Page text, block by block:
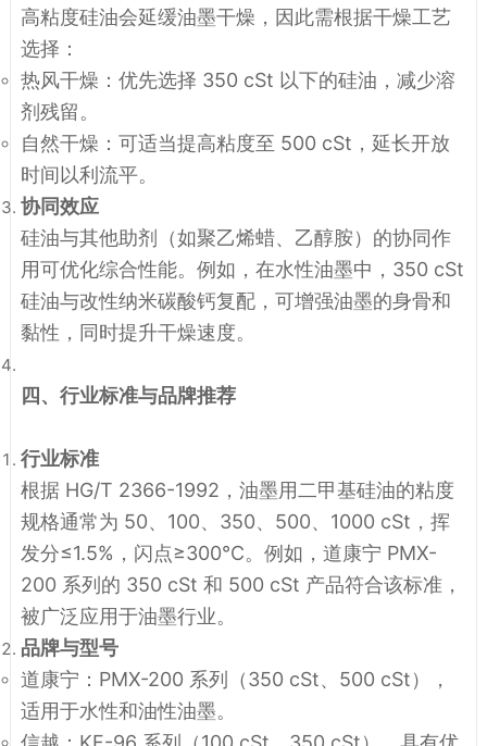
高粘度硅油会延缓油墨干燥，因此需根据干燥工艺
选择：
热风干燥：优先选择 350 cSt 以下的硅油，减少溶
剂残留。
自然干燥：可适当提高粘度至 500 cSt，延长开放
时间以利流平。
协同效应
硅油与其他助剂（如聚乙烯蜡、乙醇胺）的协同作
用可优化综合性能。例如，在水性油墨中，350 cSt
硅油与改性纳米碳酸钙复配，可增强油墨的身骨和
黏性，同时提升干燥速度。
四、行业标准与品牌推荐
行业标准
根据 HG/T 2366-1992，油墨用二甲基硅油的粘度
规格通常为 50、100、350、500、1000 cSt，挥
发分≤1.5%，闪点≥300℃。例如，道康宁 PMX-
200 系列的 350 cSt 和 500 cSt 产品符合该标准，
被广泛应用于油墨行业。
品牌与型号
道康宁 ：PMX-200 系列（350 cSt、500 cSt），
适用于水性和油性油墨。